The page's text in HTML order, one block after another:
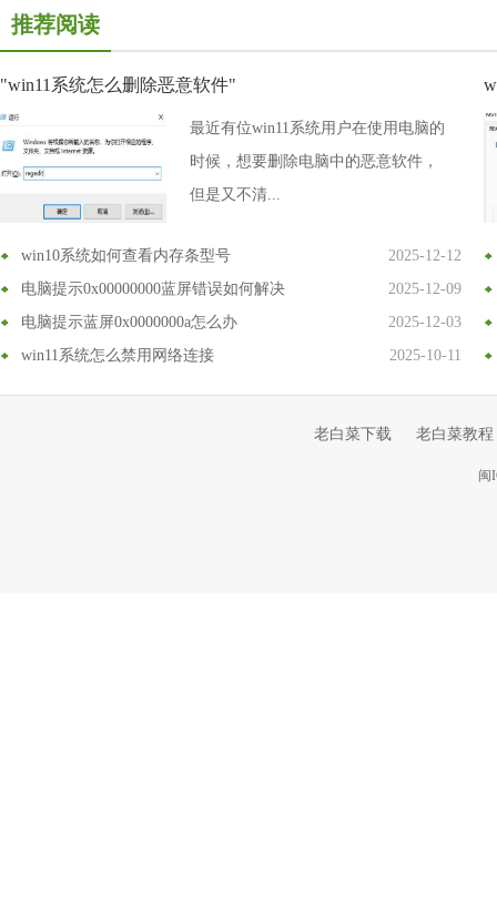
推荐阅读
"win11系统怎么删除恶意软件"
最近有位win11系统用户在使用电脑的
时候，想要删除电脑中的恶意软件，
但是又不清...
win10系统如何查看内存条型号
2025-12-12
电脑提示0x00000000蓝屏错误如何解决
2025-12-09
电脑提示蓝屏0x0000000a怎么办
2025-12-03
win11系统怎么禁用网络连接
2025-10-11
老白菜下载 老白菜教程
闽